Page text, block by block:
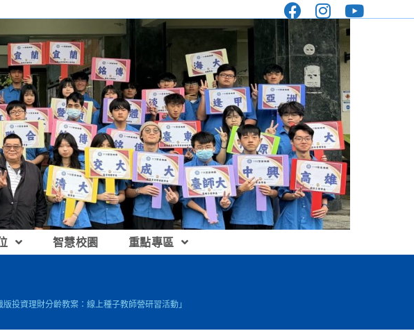
智慧校園 重點專區
投資理財分齡教案：線上種子教師營研習活動」